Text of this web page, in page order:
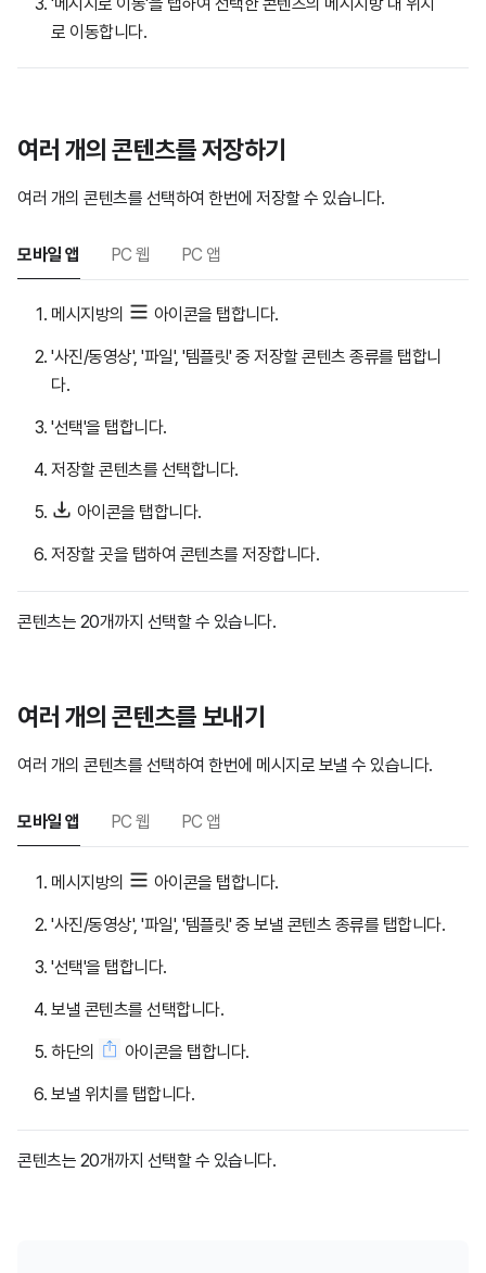
로 이동합니다.
여러 개의 콘텐츠를 저장하기
여러 개의 콘텐츠를 선택하여 한번에 저장할 수 있습니다.
모바일 앱 PC 웹 PC 앱
메시지방의 아이콘을 탭합니다.
'사진/동영상', '파일', '템플릿' 중 저장할 콘텐츠 종류를 탭합니
다.
'선택'을 탭합니다.
저장할 콘텐츠를 선택합니다.
아이콘을 탭합니다.
저장할 곳을 탭하여 콘텐츠를 저장합니다.
콘텐츠는 20개까지 선택할 수 있습니다.
여러 개의 콘텐츠를 보내기
여러 개의 콘텐츠를 선택하여 한번에 메시지로 보낼 수 있습니다.
모바일 앱 PC 웹 PC 앱
메시지방의 아이콘을 탭합니다.
'사진/동영상', '파일', '템플릿' 중 보낼 콘텐츠 종류를 탭합니다.
'선택'을 탭합니다.
보낼 콘텐츠를 선택합니다.
하단의 아이콘을 탭합니다.
보낼 위치를 탭합니다.
콘텐츠는 20개까지 선택할 수 있습니다.